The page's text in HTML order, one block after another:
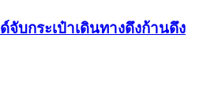
จับกระเป๋าเดินทางดึงก้านดึง